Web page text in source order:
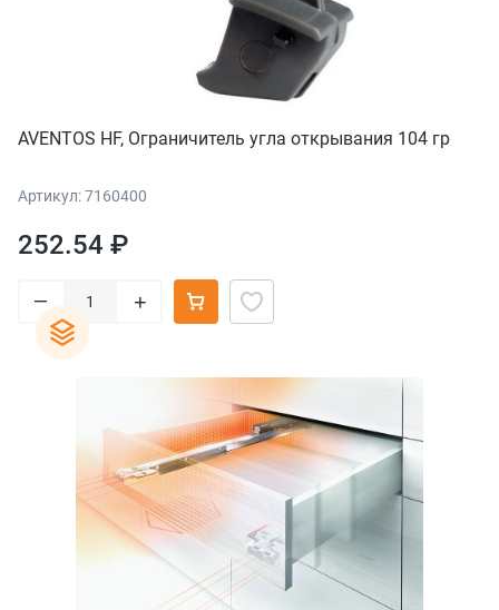
AVENTOS HF, Ограничитель угла открывания 104 гр
Артикул: 7160400
252.54 ₽
– +